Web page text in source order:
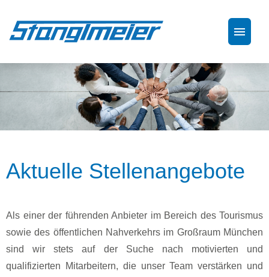
Stellenangebote
Aktuelle Stellenangebote
Als einer der führenden Anbieter im Bereich des Tourismus
sowie des öffentlichen Nahverkehrs im Großraum München
sind wir stets auf der Suche nach motivierten und
qualifizierten Mitarbeitern, die unser Team verstärken und